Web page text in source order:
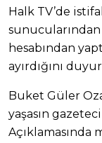
Halk TV’de
hesabından
ayırdığını
Buket Güler
yaşasın
Açıklamasında